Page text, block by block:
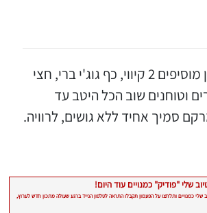
לאחר מכן מוסיפים 2 קיווי, כף גוג'י ברי, חצי
וטוחנים שוב הכל היטב עד
סמיך אחיד ללא גושים, לרוויה.